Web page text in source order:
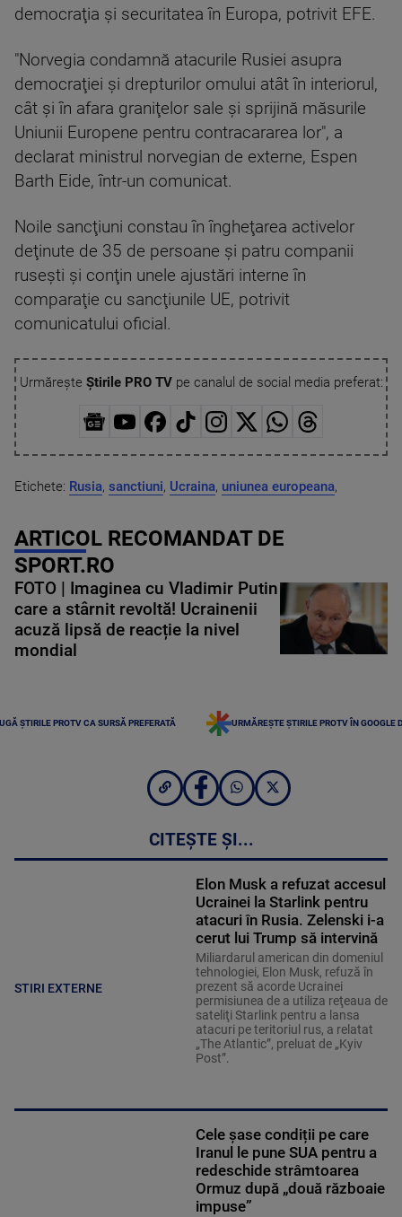
democraţia şi securitatea în Europa, potrivit EFE.
"Norvegia condamnă atacurile Rusiei asupra
democraţiei şi drepturilor omului atât în interiorul,
cât şi în afara graniţelor sale şi sprijină măsurile
Uniunii Europene pentru contracararea lor", a
declarat ministrul norvegian de externe, Espen
Barth Eide, într-un comunicat.
Noile sancţiuni constau în îngheţarea activelor
deţinute de 35 de persoane şi patru companii
ruseşti şi conţin unele ajustări interne în
comparaţie cu sancţiunile UE, potrivit
comunicatului oficial.
Urmărește Știrile PRO TVpe canalul de social media preferat:
Etichete: Rusia, sanctiuni, Ucraina, uniunea europeana,
ARTICOL RECOMANDAT DE
SPORT.RO
FOTO | Imaginea cu Vladimir Putin
care a stârnit revoltă! Ucrainenii
acuză lipsă de reacție la nivel
mondial
ȘTIRILE PROTV CA SURSĂ PREFERATĂ URMĂREȘTE ȘTIRILE PROTV ÎN GOOGLE
CITEȘTE ȘI...
STIRI EXTERNE
Elon Musk a refuzat accesul
Ucrainei la Starlink pentru
atacuri în Rusia. Zelenski i-a
cerut lui Trump să intervină
Miliardarul american din domeniul
tehnologiei, Elon Musk, refuză în
prezent să acorde Ucrainei
permisiunea de a utiliza reţeaua de
sateliţi Starlink pentru a lansa
atacuri pe teritoriul rus, a relatat
„The Atlantic”, preluat de „Kyiv
Post”.
Cele șase condiții pe care
Iranul le pune SUA pentru a
redeschide strâmtoarea
Ormuz după „două războaie
impuse”